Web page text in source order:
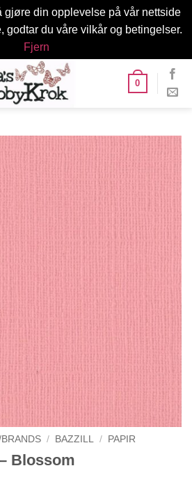
gjøre din opplevelse på vår nettside
godtar du våre vilkår og betingelser.
Fjern
0
/ BAZZILL / PAPIR
Blossom